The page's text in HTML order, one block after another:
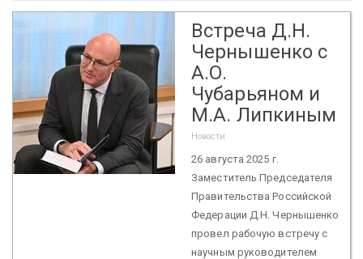
Встреча Д.Н.
Чернышенко с
А.О.
Чубарьяном и
М.А. Липкиным
Новости
26 августа 2025 г.
Заместитель Председателя
Правительства Российской
Федерации Д.Н. Чернышенко
провел рабочую встречу с
научным руководителем